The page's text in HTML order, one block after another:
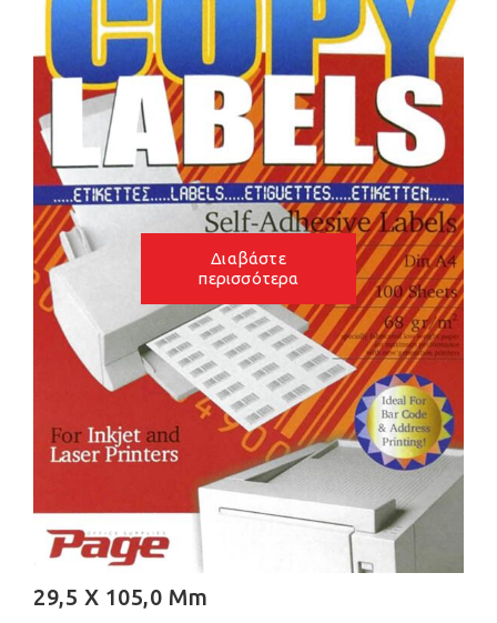
Διαβάστε
περισσότερα
16,9 X 193,0 Mm